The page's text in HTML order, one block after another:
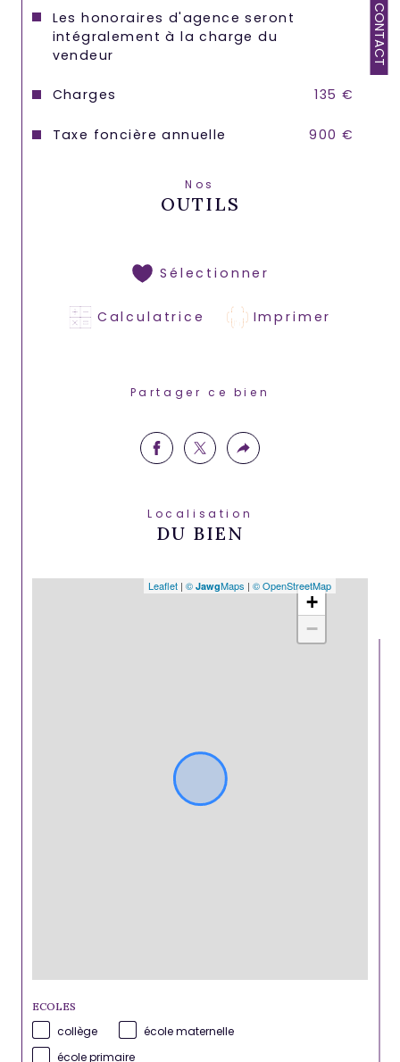
CONTACT
Les honoraires d'agence seront
intégralement à la charge du
vendeur
Charges 135 €
Taxe foncière annuelle 900 €
Nos
OUTILS
Sélectionner
Calculatrice Imprimer
Partager ce bien
Localisation
DU BIEN
+
−
Leaflet | © JawgMaps | © OpenStreetMap
ECOLES
collège
école maternelle
école primaire